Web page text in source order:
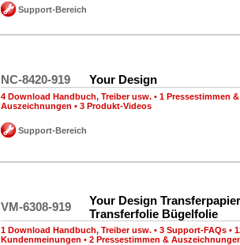
Support-Bereich
NC-8420-919 Your Design
4 Download Handbuch, Treiber usw. • 1 Pressestimmen &
Auszeichnungen • 3 Produkt-Videos
Support-Bereich
VM-6308-919
Your Design
Transferfolie Bügelfolie
1 Download Handbuch, Treiber usw. • 3 Support-FAQs •
Kundenmeinungen • 2 Pressestimmen &